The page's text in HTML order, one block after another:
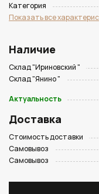
Категория
Показать все
Наличие
Склад "Ириновский "
Склад "Янино "
Актуальность
Доставка
Стоимость доставки
Самовывоз
Самовывоз